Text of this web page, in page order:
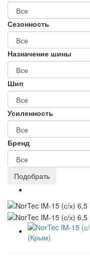
Сезонность
Назначение шины
Шип
Усиленность
Бренд